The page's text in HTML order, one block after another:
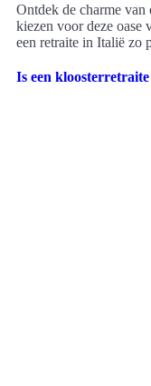
Ontdek de charme van
kiezen voor deze oase
een retraite in Italië zo
Is een